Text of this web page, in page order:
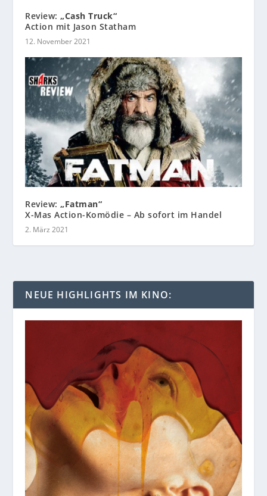
Review: „Cash Truck“
Action mit Jason Statham
12. November 2021
Review: „Fatman“
X-Mas Action-Komödie – Ab sofort im Handel
2. März 2021
NEUE HIGHLIGHTS IM KINO: